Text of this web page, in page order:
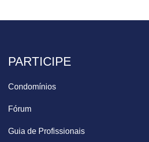
PARTICIPE
Condomínios
Fórum
Guia de Profissionais